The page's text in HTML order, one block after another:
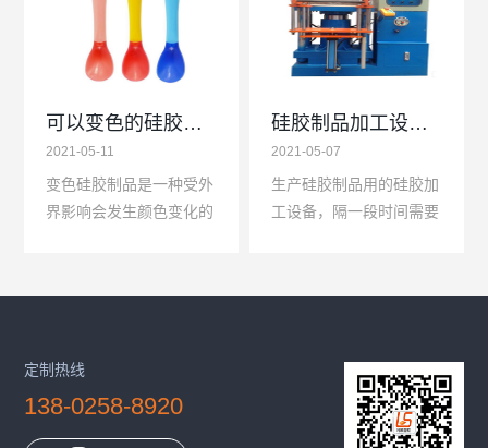
以辨别硅胶LED床头灯
跳，出门做公交车拿扶
手...
可以变色的硅胶制品有几种类型
2021-05-11
变色硅胶制品是一种受外
界影响会发生颜色变化的
会发生颜色变化，或者是
硅胶制品加工设备的维护保养不能忽视
2021-05-07
生产硅胶制品用的硅胶加
工设备，隔一段时间需要
虽然重要，但是生产效率
定制热线
138-0258-8920